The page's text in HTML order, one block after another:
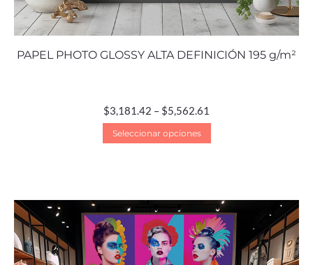
PAPEL PHOTO GLOSSY ALTA DEFINICIÓN 195 g/m²
$3,181.42 – $5,562.61
Seleccionar opciones